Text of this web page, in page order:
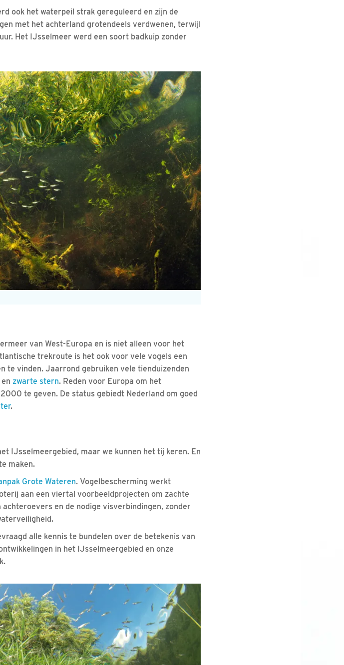
ook het waterpeil strak gereguleerd en zijn de
met het achterland grotendeels verdwenen, terwijl
Het IJsselmeer werd een soort badkuip zonder
van West-Europa en is niet alleen voor het
trekroute is het ook voor vele vogels een
te vinden. Jaarrond gebruiken vele tienduizenden
en zwarte stern. Reden voor Europa om het
te geven. De status gebiedt Nederland om goed
.
IJsselmeergebied, maar we kunnen het tij keren. En
maken.
Grote Wateren. Vogelbescherming werkt
aan een viertal voorbeeldprojecten om zachte
en de nodige visverbindingen, zonder
alle kennis te bundelen over de betekenis van
in het IJsselmeergebied en onze